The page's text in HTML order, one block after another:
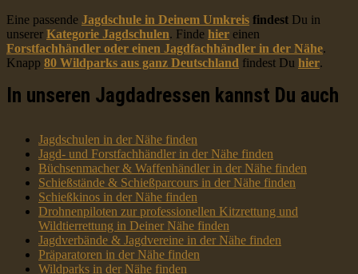
Eine passende Jagdschule in Deinem Umkreis findest Du in
unserer Kategorie Jagdschulen. Finde hier einen
Forstfachhändler oder einen Jagdfachhändler in der Nähe.
Knapp 80 Wildparks aus ganz Deutschland findest Du hier.
In unseren Jagdadressen kannst Du auch
Jagdschulen in der Nähe finden
Jagd- und Forstfachhändler in der Nähe finden
Büchsenmacher & Waffenhändler in der Nähe finden
Schießstände & Schießparcours in der Nähe finden
Schießkinos in der Nähe finden
Drohnenpiloten zur professionellen Kitzrettung und
Wildtierrettung in Deiner Nähe finden
Jagdverbände & Jagdvereine in der Nähe finden
Präparatoren in der Nähe finden
Wildparks in der Nähe finden